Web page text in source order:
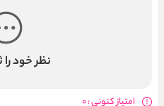
نظر خود
امتیاز کنونی : 0